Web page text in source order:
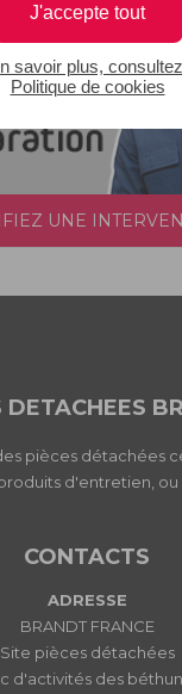
J'accepte tout
savoir plus,
Politique de cookies
UNE
DETACHEES
pièces détachées
d'entretien, ou
CONTACTS
ADRESSE
BRANDT FRANCE
Site pièces détachées
d'activités des